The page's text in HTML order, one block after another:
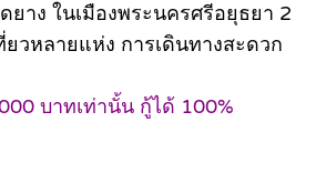
ยาง ในเมืองพระนครศรีอยุธยา 2
ยวหลายแห่ง การเดินทางสะดวก
บาทเท่านั้น กู้ได้ 100%